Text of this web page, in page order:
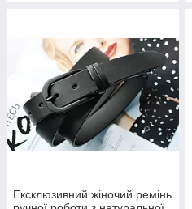
Ексклюзивний жіночий ремінь